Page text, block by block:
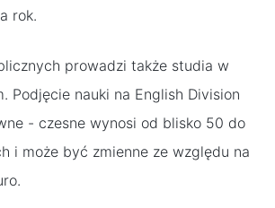
rok.
prowadzi także studia w
Podjęcie nauki na English Division
- czesne wynosi od blisko 50 do
i może być zmienne ze względu na